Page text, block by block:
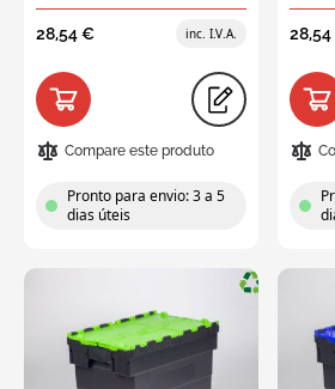
28,54 €
Compare este produto
Pronto para envio: 3 a 5
dias úteis